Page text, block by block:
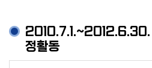
정
2010.7.1.~2012.6.30.
정활동